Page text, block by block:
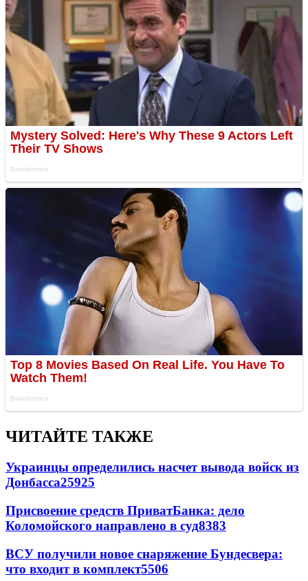
ЧИТАЙТЕ ТАКЖЕ
Украинцы определились насчет вывода войск из
Донбасса25925
Присвоение средств ПриватБанка: дело
Коломойского направлено в суд8383
ВСУ получили новое снаряжение Бундесвера:
что входит в комплект5506